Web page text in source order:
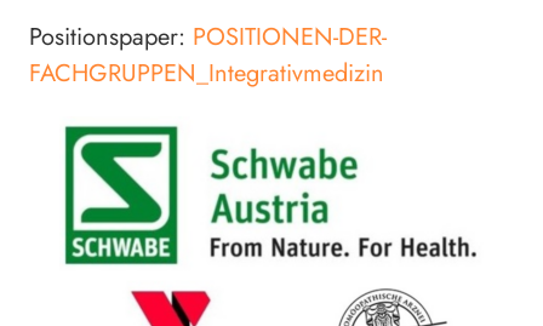
Positionspaper: POSITIONEN-DER-
FACHGRUPPEN_Integrativmedizin